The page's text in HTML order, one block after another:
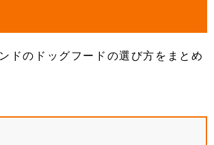
ドのドッグフードの選び方をまとめ